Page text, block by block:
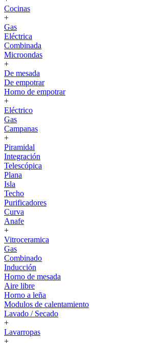
Cocinas
+
Gas
Eléctrica
Combinada
Microondas
+
De mesada
De empotrar
Horno de empotrar
+
Eléctrico
Gas
Campanas
+
Piramidal
Integración
Telescópica
Plana
Isla
Techo
Purificadores
Curva
Anafe
+
Vitroceramica
Gas
Combinado
Inducción
Horno de mesada
Aire libre
Horno a leña
Modulos de calentamiento
Lavado / Secado
+
Lavarropas
+